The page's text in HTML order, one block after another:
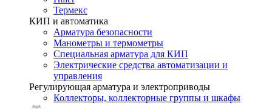
Термекс
КИП и автоматика
Арматура безопасности
Манометры и термометры
Специальная арматура для КИП
Электрические средства автоматизации и
управления
Регулирующая арматура и электроприводы
Коллекторы, коллекторные группы и шкафы